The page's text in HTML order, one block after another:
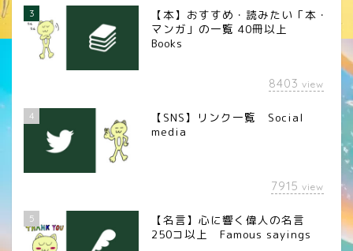
3
【本】おすすめ・読みたい「本・
マンガ」の一覧 40冊以上
Books
8403 view
4
【SNS】リンク一覧 Social
media
7915 view
5
【名言】心に響く偉人の名言
250コ以上 Famous sayings